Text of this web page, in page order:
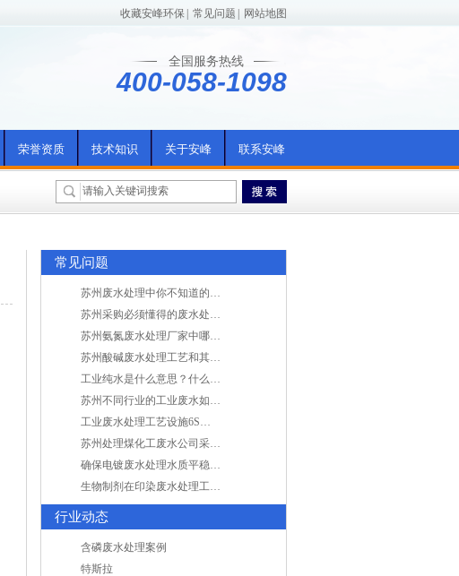
收藏安峰环保 常见问题 网站地图
全国服务热线
400-058-1098
荣誉资质 技术知识 关于安峰 联系安峰
常见问题
苏州废水处理中你不知道的工艺全在这里
苏州采购必须懂得的废水处理问题，值得收藏！
苏州氨氮废水处理厂家中哪家最专业？
苏州酸碱废水处理工艺和其他废水处理的区别
工业纯水是什么意思？什么是纯水处理？
苏州不同行业的工业废水如何处理的？
工业废水处理工艺设施6S现场管理
苏州处理煤化工废水公司采用哪些工艺方法?
确保电镀废水处理水质平稳因素有哪些？
生物制剂在印染废水处理工艺技术中效果如何？
行业动态
含磷废水处理案例
特斯拉